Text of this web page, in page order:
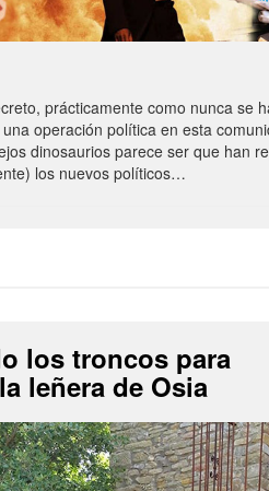
prácticamente como nunca se
operación política en esta
dinosaurios parece ser que han
los nuevos políticos…
los troncos para
leñera de Osia